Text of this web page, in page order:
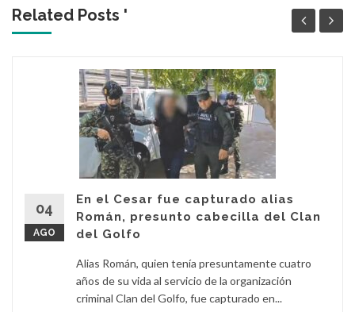
Related Posts '
04
AGO
En el Cesar fue capturado alias
Román, presunto cabecilla del Clan
del Golfo
Alias Román, quien tenía presuntamente cuatro
años de su vida al servicio de la organización
criminal Clan del Golfo, fue capturado en...